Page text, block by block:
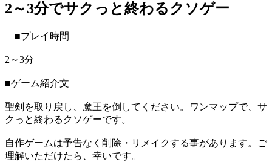
2～3分でサクっと終わるクソゲー
■プレイ時間
2～3分
■ゲーム紹介文
聖剣を取り戻し、魔王を倒してください。ワンマップで、サ
クっと終わるクソゲーです。
自作ゲームは予告なく削除・リメイクする事があります。ご
理解いただけたら、幸いです。